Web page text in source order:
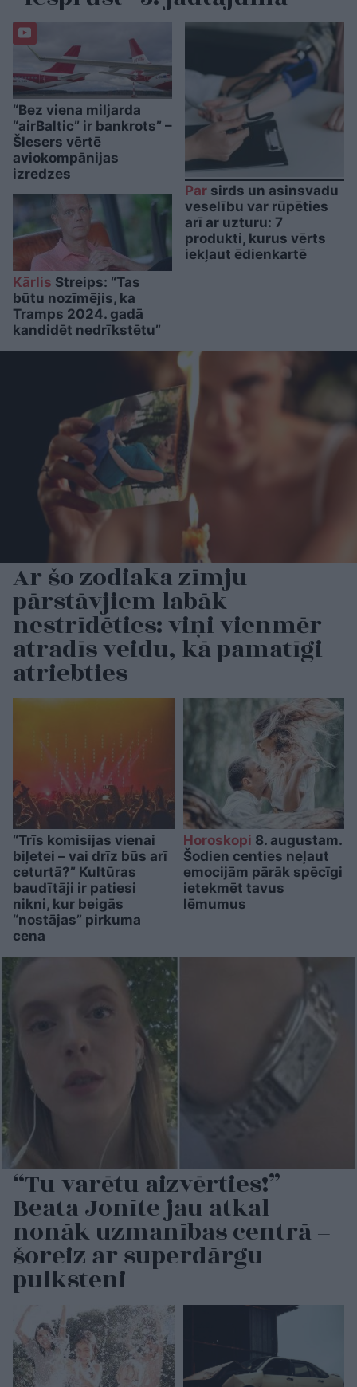
“Bez viena miljarda
“airBaltic” ir bankrots” –
Šlesers vērtē
aviokompānijas
izredzes
Kārlis Streips: “Tas
būtu nozīmējis, ka
Tramps 2024. gadā
kandidēt nedrīkstētu”
Par sirds un asinsvadu
veselību var rūpēties
arī ar uzturu: 7
produkti, kurus vērts
iekļaut ēdienkartē
Ar šo zodiaka zīmju
pārstāvjiem labāk
nestrīdēties: viņi vienmēr
atradīs veidu, kā pamatīgi
atriebties
“Trīs komisijas vienai
biļetei – vai drīz būs arī
ceturtā?” Kultūras
baudītāji ir patiesi
nikni, kur beigās
“nostājas” pirkuma
cena
Horoskopi 8. augustam.
Šodien centies neļaut
emocijām pārāk spēcīgi
ietekmēt tavus
lēmumus
“Tu varētu aizvērties!”
Beata Jonīte jau atkal
nonāk uzmanības centrā –
šoreiz ar superdārgu
pulksteni